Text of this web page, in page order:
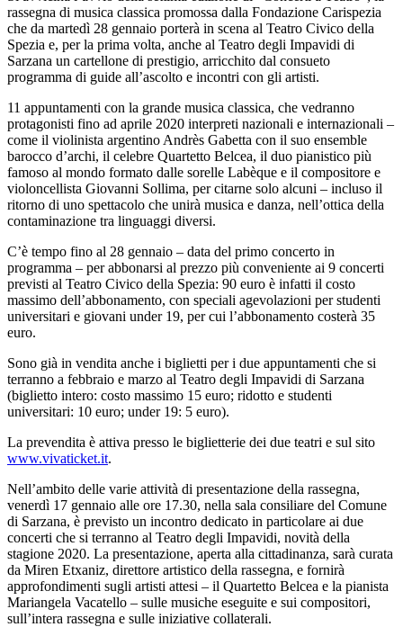
rassegna di musica classica promossa dalla Fondazione Carispezia
che da martedì 28 gennaio porterà in scena al Teatro Civico della
Spezia e, per la prima volta, anche al Teatro degli Impavidi di
Sarzana un cartellone di prestigio, arricchito dal consueto
programma di guide all’ascolto e incontri con gli artisti.
11 appuntamenti con la grande musica classica, che vedranno
protagonisti fino ad aprile 2020 interpreti nazionali e internazionali –
come il violinista argentino Andrès Gabetta con il suo ensemble
barocco d’archi, il celebre Quartetto Belcea, il duo pianistico più
famoso al mondo formato dalle sorelle Labèque e il compositore e
violoncellista Giovanni Sollima, per citarne solo alcuni – incluso il
ritorno di uno spettacolo che unirà musica e danza, nell’ottica della
contaminazione tra linguaggi diversi.
C’è tempo fino al 28 gennaio – data del primo concerto in
programma – per abbonarsi al prezzo più conveniente ai 9 concerti
previsti al Teatro Civico della Spezia: 90 euro è infatti il costo
massimo dell’abbonamento, con speciali agevolazioni per studenti
universitari e giovani under 19, per cui l’abbonamento costerà 35
euro.
Sono già in vendita anche i biglietti per i due appuntamenti che si
terranno a febbraio e marzo al Teatro degli Impavidi di Sarzana
(biglietto intero: costo massimo 15 euro; ridotto e studenti
universitari: 10 euro; under 19: 5 euro).
La prevendita è attiva presso le biglietterie dei due teatri e sul sito
www.vivaticket.it.
Nell’ambito delle varie attività di presentazione della rassegna,
venerdì 17 gennaio alle ore 17.30, nella sala consiliare del Comune
di Sarzana, è previsto un incontro dedicato in particolare ai due
concerti che si terranno al Teatro degli Impavidi, novità della
stagione 2020. La presentazione, aperta alla cittadinanza, sarà curata
da Miren Etxaniz, direttore artistico della rassegna, e fornirà
approfondimenti sugli artisti attesi – il Quartetto Belcea e la pianista
Mariangela Vacatello – sulle musiche eseguite e sui compositori,
sull’intera rassegna e sulle iniziative collaterali.